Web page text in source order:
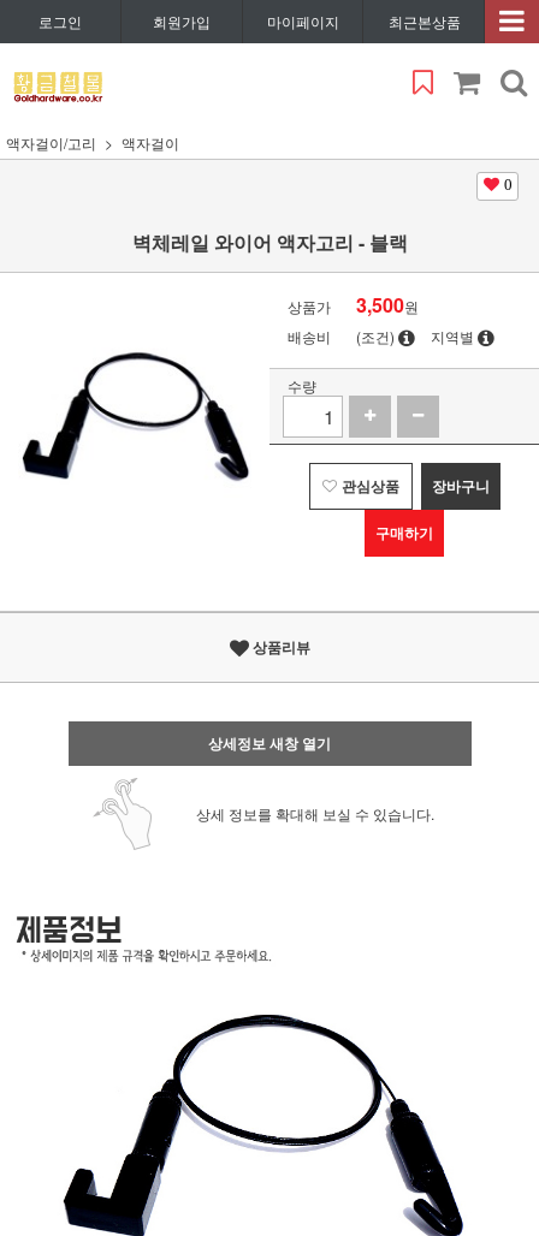
로그인 회원가입 마이페이지 최근본상품
액자걸이/고리 액자걸이
0
벽체레일 와이어 액자고리 - 블랙
상품가 3,500원
배송비
(조건) 지역별
수량
관심상품 장바구니
구매하기
상품리뷰
상세정보 새창 열기
상세 정보를 확대해 보실 수 있습니다.